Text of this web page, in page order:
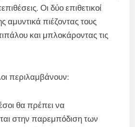
Οι δύο επιθετικοί
αμυντικά πιέζοντας τους
και μπλοκάροντας τις
περιλαμβάνουν:
θα πρέπει να
στην παρεμπόδιση των